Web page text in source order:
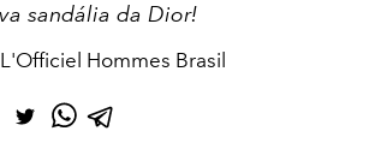
sandália da Dior!
Hommes Brasil